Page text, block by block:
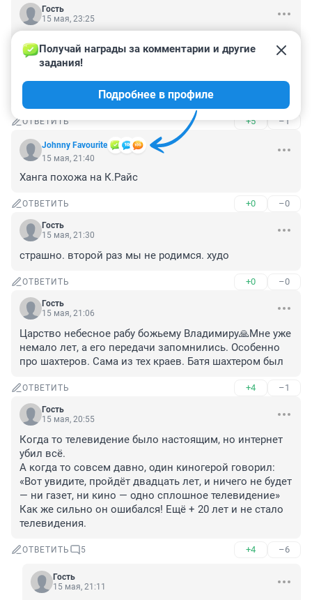
Гость
15 мая, 23:25
том числе самого Познера. Перед смертью он вел
программы на канале Sheinkin 40 на ютубе, но про это
не упомянули, а очень ведь интересные были
ОТВЕТИТЬ +5 –1
Johnny Favourite
Получай награды за комментарии и другие
задания!
Подробнее в профиле
15 мая, 21:40
Ханга похожа на К.Райс
ОТВЕТИТЬ +0 –0
Гость
15 мая, 21:30
страшно. второй раз мы не родимся. худо
ОТВЕТИТЬ +0 –0
Гость
15 мая, 21:06
Царство небесное рабу божьему Владимиру🙏Мне уже
немало лет, а его передачи запомнились. Особенно
про шахтеров. Сама из тех краев. Батя шахтером был
ОТВЕТИТЬ +4 –1
Гость
15 мая, 20:55
Когда то телевидение было настоящим, но интернет
убил всё.
А когда то совсем давно, один киногерой говорил:
«Вот увидите, пройдёт двадцать лет, и ничего не будет
— ни газет, ни кино — одно сплошное телевидение»
Как же сильно он ошибался! Ещё + 20 лет и не стало
телевидения.
ОТВЕТИТЬ 5 +4 –6
Гость
15 мая, 21:11